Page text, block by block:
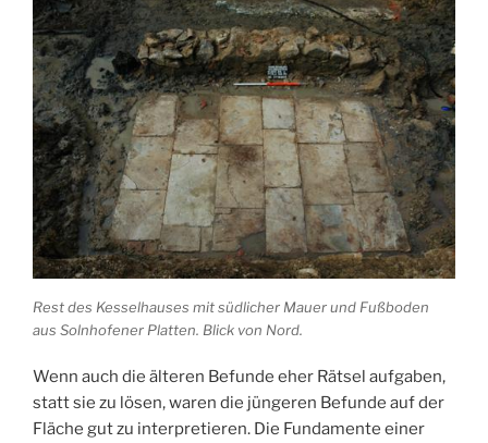
Rest des Kesselhauses mit südlicher Mauer und Fußboden
aus Solnhofener Platten. Blick von Nord.
Wenn auch die älteren Befunde eher Rätsel aufgaben,
statt sie zu lösen, waren die jüngeren Befunde auf der
Fläche gut zu interpretieren. Die Fundamente einer